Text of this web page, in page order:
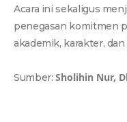
Acara ini sekaligus
penegasan komitmen
akademik, karakter,
Sumber:Sholihin Nur,